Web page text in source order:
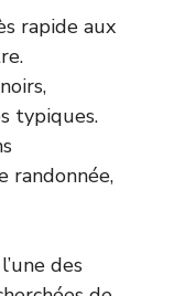
rapide aux
typiques.
randonnée,
des